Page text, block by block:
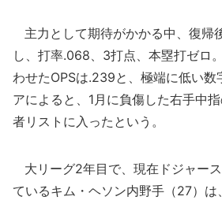
主力として期待がかかる中、復帰
し、打率.068、3打点、本塁打ゼロ
わせたOPSは.239と、極端に低い数
アによると、1月に負傷した右手中
者リストに入ったという。
大リーグ2年目で、現在ドジャー
ているキム・ヘソン内野手（27）は